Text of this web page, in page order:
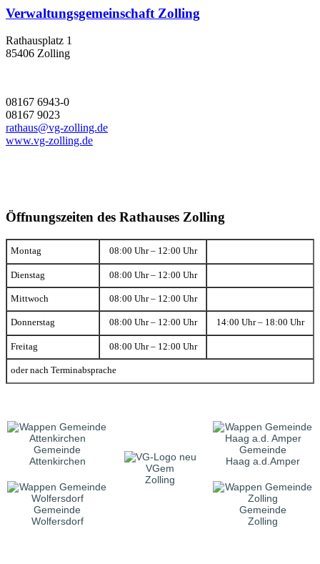
Verwaltungsgemeinschaft Zolling
Rathausplatz 1
85406 Zolling
08167 6943-0
08167 9023
rathaus@vg-zolling.de
www.vg-zolling.de
Öffnungszeiten des Rathauses Zolling
Montag 08:00 Uhr – 12:00 Uhr
Dienstag 08:00 Uhr – 12:00 Uhr
Mittwoch 08:00 Uhr – 12:00 Uhr
Donnerstag 08:00 Uhr – 12:00 Uhr 14:00 Uhr – 18:00 Uhr
Freitag 08:00 Uhr – 12:00 Uhr
oder nach Terminabsprache
Gemeinde
Attenkirchen
VGem
Zolling
Gemeinde
Haag a.d.Amper
Gemeinde
Wolfersdorf
Gemeinde
Zolling